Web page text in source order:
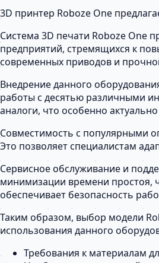
3D принтер Roboze One
Система 3D печати Roboze One
предприятий, стремящихся к
современных приводов и
Внедрение данного
работы с десятью различными
аналоги, что особенно
Совместимость с популярными
Это позволяет специалистам
Сервисное обслуживание и
минимизации времени простоя,
обеспечивает безопасность
Таким образом, выбор модели
использования данного
Требования к материалам